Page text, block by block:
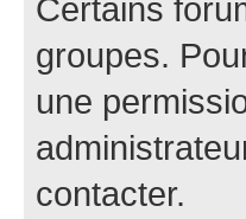
Certains
groupes.
une
contacter.